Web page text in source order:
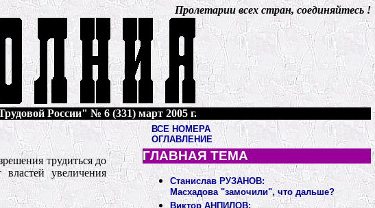
Пролетарии всех стран, соединяйтесь !
России" № 6 (331) март 2005 г.
трудиться до
увеличения
ВСЕ НОМЕРА
ОГЛАВЛЕНИЕ
ГЛАВНАЯ ТЕМА
Станислав РУЗАНОВ:
Масхадова "замочили", что дальше?
Виктор АНПИЛОВ: